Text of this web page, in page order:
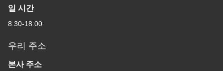
일 시간
8:30-18:00
우리 주소
본사 주소